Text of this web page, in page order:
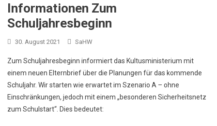
Informationen Zum
Schuljahresbeginn
30. August 2021 SaHW
Zum Schuljahresbeginn informiert das Kultusministerium mit
einem neuen Elternbrief über die Planungen für das kommende
Schuljahr. Wir starten wie erwartet im Szenario A – ohne
Einschränkungen, jedoch mit einem „besonderen Sicherheitsnetz
zum Schulstart“. Dies bedeutet: